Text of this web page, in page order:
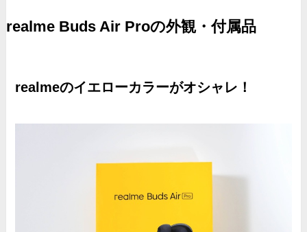
realme Buds Air Proの外観・付属品
realmeのイエローカラーがオシャレ！